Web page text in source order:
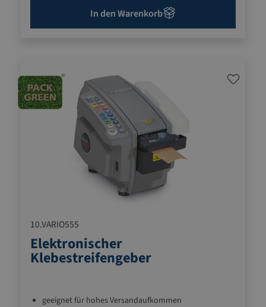
In den Warenkorb
10.VARIO555
Elektronischer
Klebestreifengeber
geeignet für hohes Versandaufkommen